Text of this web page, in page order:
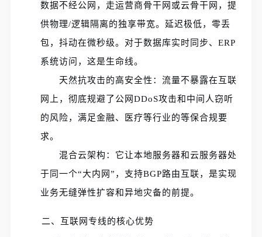
数据不经公网，走运营商骨干网或云骨干网，提
供物理/逻辑隔离的独享带宽。延迟极低，零丢
包，抖动在微秒级。对于数据库实时同步、ERP
系统访问，这是生命线。
天然抗攻击的高安全性：流量不暴露在互联
网上，彻底规避了公网DDoS攻击和中间人窃听
的风险，满足金融、医疗等行业的等保合规要
求。
混合云架构：它让本地服务器和云服务器处
于同一个“大内网”，支持BGP路由互联，是实现
业务无缝弹性扩容和异地灾备的前提。
二、互联网专线的核心优势